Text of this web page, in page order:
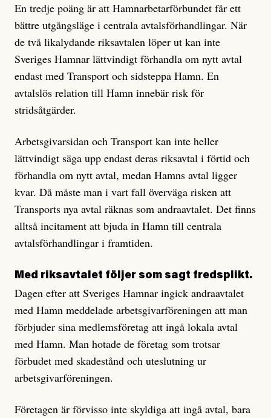
En tredje poäng är att Hamnarbetarförbundet får ett
bättre utgångsläge i centrala avtalsförhandlingar. När
de två likalydande riksavtalen löper ut kan inte
Sveriges Hamnar lättvindigt förhandla om nytt avtal
endast med Transport och sidsteppa Hamn. En
avtalslös relation till Hamn innebär risk för
stridsåtgärder.
Arbetsgivarsidan och Transport kan inte heller
lättvindigt säga upp endast deras riksavtal i förtid och
förhandla om nytt avtal, medan Hamns avtal ligger
kvar. Då måste man i vart fall överväga risken att
Transports nya avtal räknas som andraavtalet. Det finns
alltså incitament att bjuda in Hamn till centrala
avtalsförhandlingar i framtiden.
Med riksavtalet följer som sagt fredsplikt.
Dagen efter att Sveriges Hamnar ingick andraavtalet
med Hamn meddelade arbetsgivarföreningen att man
förbjuder sina medlemsföretag att ingå lokala avtal
med Hamn. Man hotade de företag som trotsar
förbudet med skadestånd och uteslutning ur
arbetsgivarföreningen.
Företagen är förvisso inte skyldiga att ingå avtal, bara